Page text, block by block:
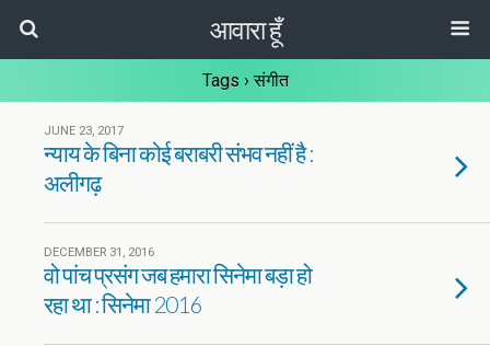
आवारा हूँ
Tags › संगीत
JUNE 23, 2017
न्याय के बिना कोई बराबरी संभव नहीं है :
अलीगढ़
DECEMBER 31, 2016
वो पांच प्रसंग जब हमारा सिनेमा बड़ा हो
रहा था : सिनेमा 2016